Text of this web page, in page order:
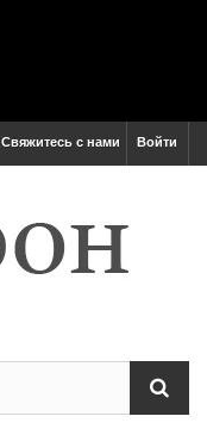
Войти
Свяжитесь с нами